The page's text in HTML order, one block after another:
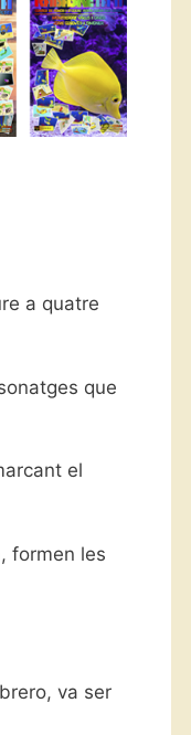
a quatre
que
el
formen les
va ser